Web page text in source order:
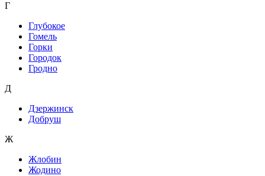
Г
Глубокое
Гомель
Горки
Городок
Гродно
Д
Дзержинск
Добруш
Ж
Жлобин
Жодино